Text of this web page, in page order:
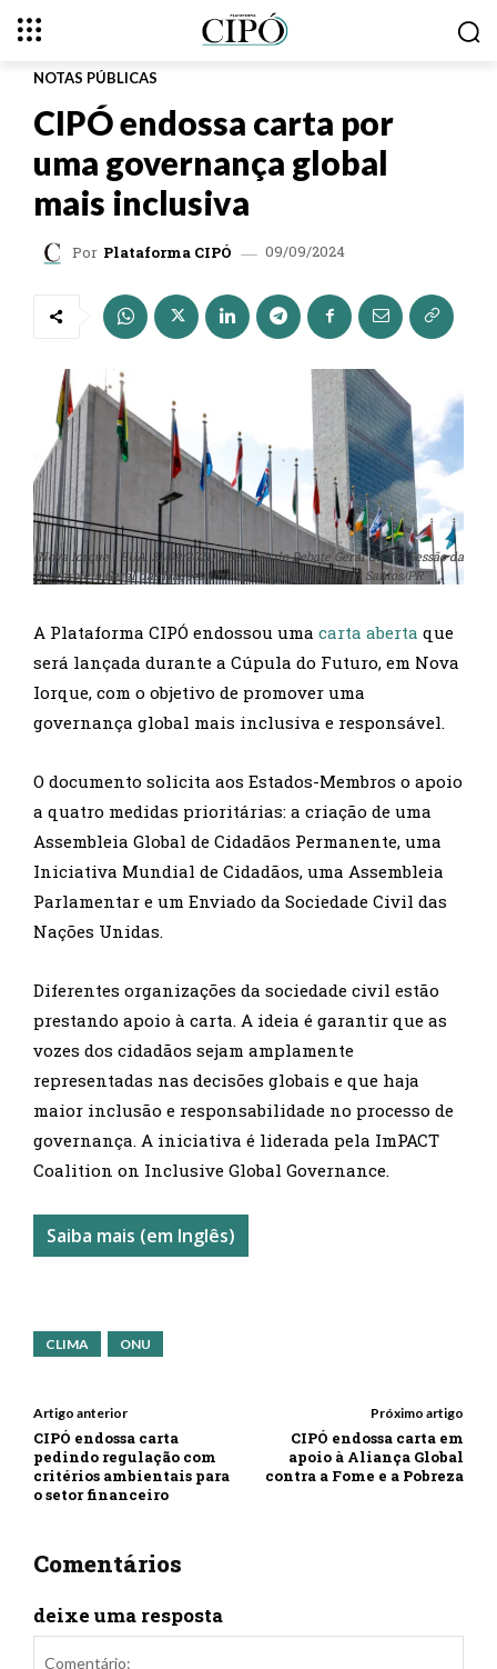
NOTAS PÚBLICAS
CIPÓ endossa carta por
uma governança global
mais inclusiva
Por Plataforma CIPÓ 09/09/2024
(Nova Iorque - EUA, 21/09/2021) Abertura do Debate Geral da 76ª Sessão da
Assembleia Geral das Nações Unidas (AGNU). Foto: Alan Santos/PR
A Plataforma CIPÓ endossou uma carta aberta que
será lançada durante a Cúpula do Futuro, em Nova
Iorque, com o objetivo de promover uma
governança global mais inclusiva e responsável.
O documento solicita aos Estados-Membros o apoio
a quatro medidas prioritárias: a criação de uma
Assembleia Global de Cidadãos Permanente, uma
Iniciativa Mundial de Cidadãos, uma Assembleia
Parlamentar e um Enviado da Sociedade Civil das
Nações Unidas.
Diferentes organizações da sociedade civil estão
prestando apoio à carta. A ideia é garantir que as
vozes dos cidadãos sejam amplamente
representadas nas decisões globais e que haja
maior inclusão e responsabilidade no processo de
governança. A iniciativa é liderada pela ImPACT
Coalition on Inclusive Global Governance.
Saiba mais (em Inglês)
CLIMA ONU
Artigo anterior
CIPÓ endossa carta
pedindo regulação com
critérios ambientais para
o setor financeiro
Próximo artigo
CIPÓ endossa carta em
apoio à Aliança Global
contra a Fome e a Pobreza
Comentários
deixe uma resposta